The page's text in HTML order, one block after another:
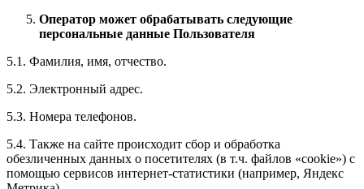
Оператор может обрабатывать следующие
персональные данные Пользователя
5.1. Фамилия, имя, отчество.
5.2. Электронный адрес.
5.3. Номера телефонов.
5.4. Также на сайте происходит сбор и обработка
обезличенных данных о посетителях (в т.ч. файлов «cookie») с
помощью сервисов интернет-статистики (например, Яндекс